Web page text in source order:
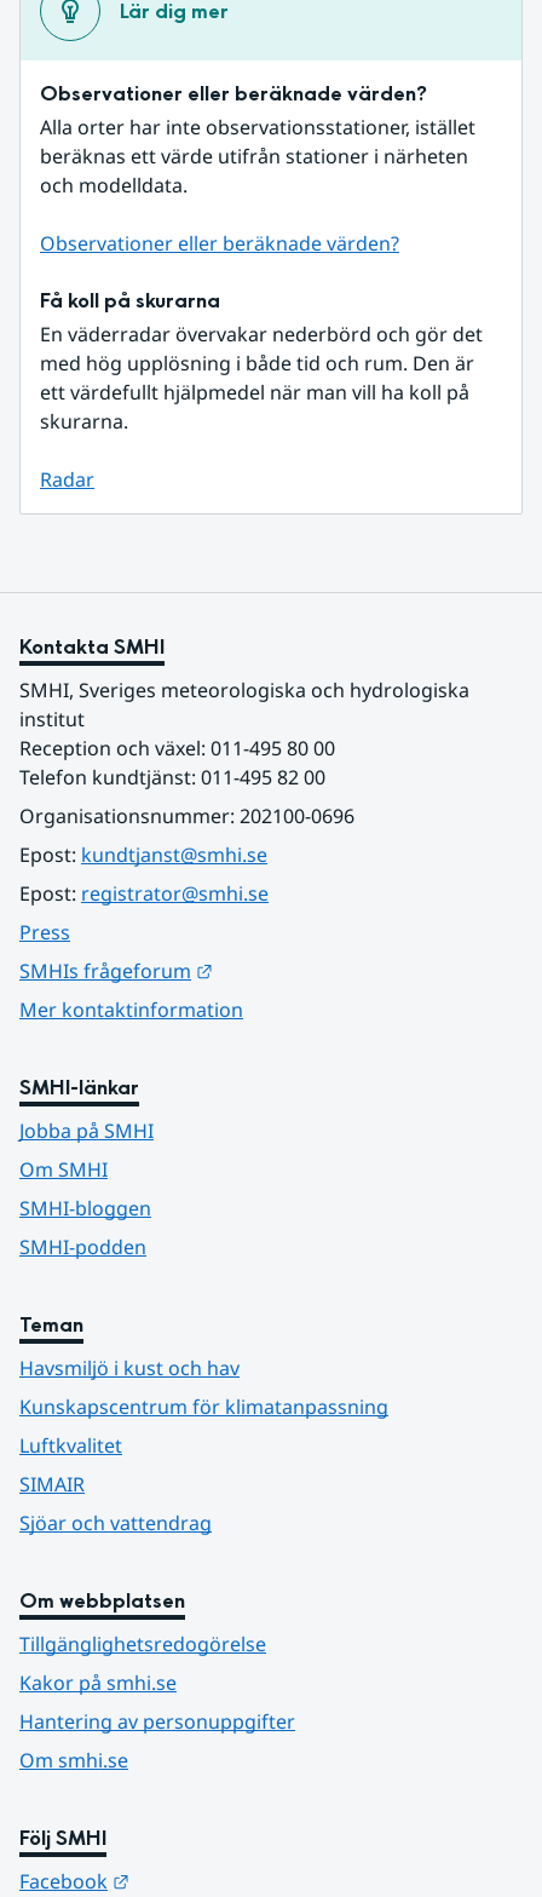
Lär dig mer
Observationer eller beräknade värden?
Alla orter har inte observationsstationer, istället
beräknas ett värde utifrån stationer i närheten
och modelldata.
Observationer eller beräknade värden?
Få koll på skurarna
En väderradar övervakar nederbörd och gör det
med hög upplösning i både tid och rum. Den är
ett värdefullt hjälpmedel när man vill ha koll på
skurarna.
Radar
Kontakta SMHI
SMHI, Sveriges meteorologiska och hydrologiska
institut
Reception och växel: 011-495 80 00
Telefon kundtjänst: 011-495 82 00
Organisationsnummer: 202100-0696
Epost: kundtjanst@smhi.se
Epost: registrator@smhi.se
Press
SMHIs frågeforum
Mer kontaktinformation
SMHI-länkar
Jobba på SMHI
Om SMHI
SMHI-bloggen
SMHI-podden
Teman
Havsmiljö i kust och hav
Kunskapscentrum för klimatanpassning
Luftkvalitet
SIMAIR
Sjöar och vattendrag
Om webbplatsen
Tillgänglighetsredogörelse
Kakor på smhi.se
Hantering av personuppgifter
Om smhi.se
Följ SMHI
Facebook